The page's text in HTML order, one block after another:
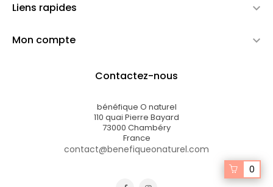
Liens rapides 
Mon compte 
Contactez-nous
bénéfique O naturel
110 quai Pierre Bayard
73000 Chambéry
France
contact@benefiqueonaturel.com
0